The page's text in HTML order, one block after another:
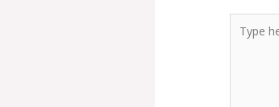
here..